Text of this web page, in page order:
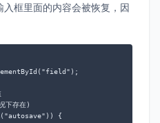
框里面的内容会被恢复，因
下存在)
{